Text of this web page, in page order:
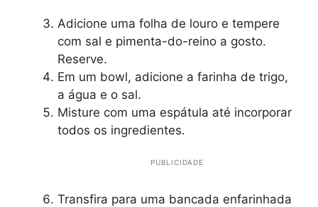
Adicione uma folha de louro e tempere
com sal e pimenta-do-reino a gosto.
Reserve.
Em um bowl, adicione a farinha de trigo,
a água e o sal.
Misture com uma espátula até incorporar
todos os ingredientes.
PUBLICIDADE
Transfira para uma bancada enfarinhada